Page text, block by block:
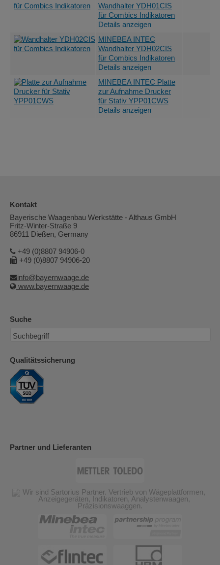
Wandhalter YDH01CIS
für Combics Indikatoren
Details anzeigen
MINEBEA INTEC
Wandhalter YDH02CIS
für Combics Indikatoren
Details anzeigen
MINEBEA INTEC Platte
zur Aufnahme Drucker
für Stativ YPP01CWS
Details anzeigen
Kontakt
Bayerische Waagenbau Werkstätte - Althaus GmbH
Fritz-Winter-Straße 9
86911 Dießen, Germany
+49 (0)8807 94906-0
+49 (0)8807 94906-20
info@bayernwaage.de
www.bayernwaage.de
Suche
Qualitätssicherung
Partner und Lieferanten